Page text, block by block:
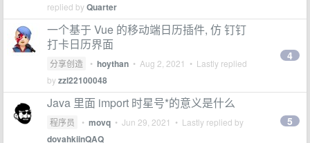
replied byQuarter
一个基于 Vue 的移动端日历插件, 仿 钉钉
打卡日历界面
分享创造 • hoythan • Aug 2, 2021 • Lastly replied
byzzl22100048
4
Java 里面 import 时星号*的意义是什么
程序员 • movq • Jun 29, 2021 • Lastly replied by
dovahkiinQAQ
5